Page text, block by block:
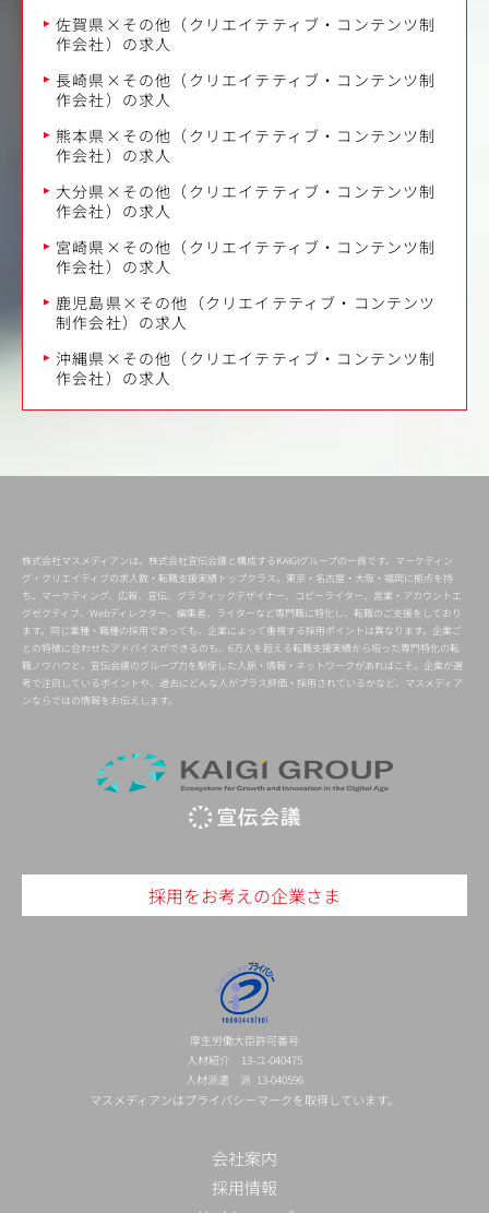
佐賀県×その他（クリエイテティブ・コンテンツ制
作会社）の求人
長崎県×その他（クリエイテティブ・コンテンツ制
作会社）の求人
熊本県×その他（クリエイテティブ・コンテンツ制
作会社）の求人
大分県×その他（クリエイテティブ・コンテンツ制
作会社）の求人
宮崎県×その他（クリエイテティブ・コンテンツ制
作会社）の求人
鹿児島県×その他（クリエイテティブ・コンテンツ
制作会社）の求人
沖縄県×その他（クリエイテティブ・コンテンツ制
作会社）の求人
株式会社マスメディアンは、株式会社宣伝会議と構成するKAIGIグループの一員です。マーケティン
グ・クリエイティブの求人数・転職支援実績トップクラス。東京・名古屋・大阪・福岡に拠点を持
ち、マーケティング、広報、宣伝、グラフィックデザイナー、コピーライター、営業・アカウントエ
グゼクティブ、Webディレクター、編集者、ライターなど専門職に特化し、転職のご支援をしており
ます。同じ業種・職種の採用であっても、企業によって重視する採用ポイントは異なります。企業ご
との特徴に合わせたアドバイスができるのも、6万人を超える転職支援実績から培った専門特化の転
職ノウハウと、宣伝会議のグループ力を駆使した人脈・情報・ネットワークがあればこそ。企業が選
考で注目しているポイントや、過去にどんな人がプラス評価・採用されているかなど、マスメディア
ンならではの情報をお伝えします。
採用をお考えの企業さま
厚生労働大臣許可番号
人材紹介 13-ユ-040475
人材派遣 派 13-040596
マスメディアンはプライバシーマークを取得しています。
会社案内
採用情報